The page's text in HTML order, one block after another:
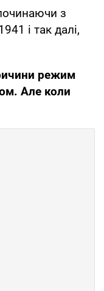
з
і так далі,
режим
Але коли